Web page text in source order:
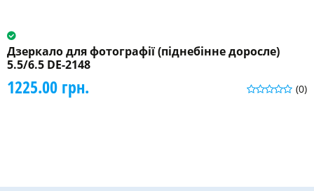
Дзеркало для фотографії (піднебінне доросле)
5.5/6.5 DE-2148
(0)
1225.00 грн.